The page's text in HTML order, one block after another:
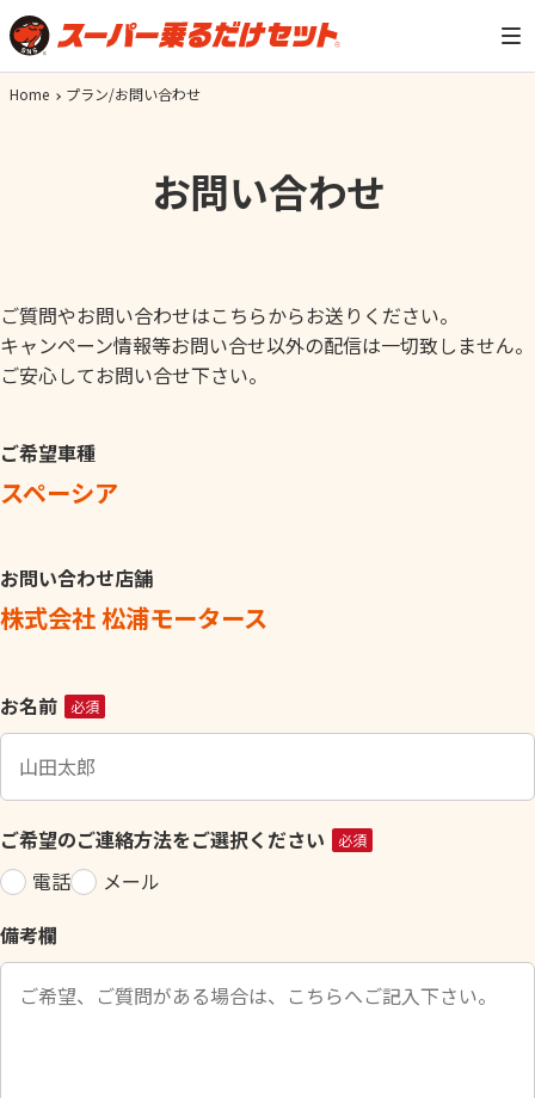
Home プラン/お問い合わせ
お問い合わせ
ご質問やお問い合わせはこちらからお送りください。
キャンペーン情報等お問い合せ以外の配信は一切致しません。
ご安心してお問い合せ下さい。
ご希望車種
スペーシア
お問い合わせ店舗
株式会社 松浦モータース
こ
の
ィ
ー
ル
ド
空
の
お名前 必須
ご希望のご連絡方法をご選択ください 必須
電話
メール
備考欄